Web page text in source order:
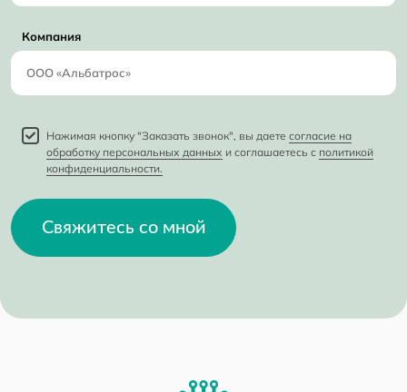
Компания
Нажимая кнопку "Заказать звонок", вы даете согласие на
обработку персональных данных и соглашаетесь с политикой
конфиденциальности.
Свяжитесь со мной